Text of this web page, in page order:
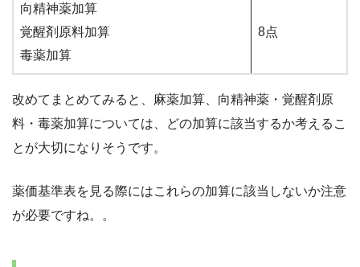
向精神薬加算
覚醒剤原料加算
毒薬加算
8点
改めてまとめてみると、麻薬加算、向精神薬・覚醒剤原
料・毒薬加算については、どの加算に該当するか考えるこ
とが大切になりそうです。
薬価基準表を見る際にはこれらの加算に該当しないか注意
が必要ですね。。